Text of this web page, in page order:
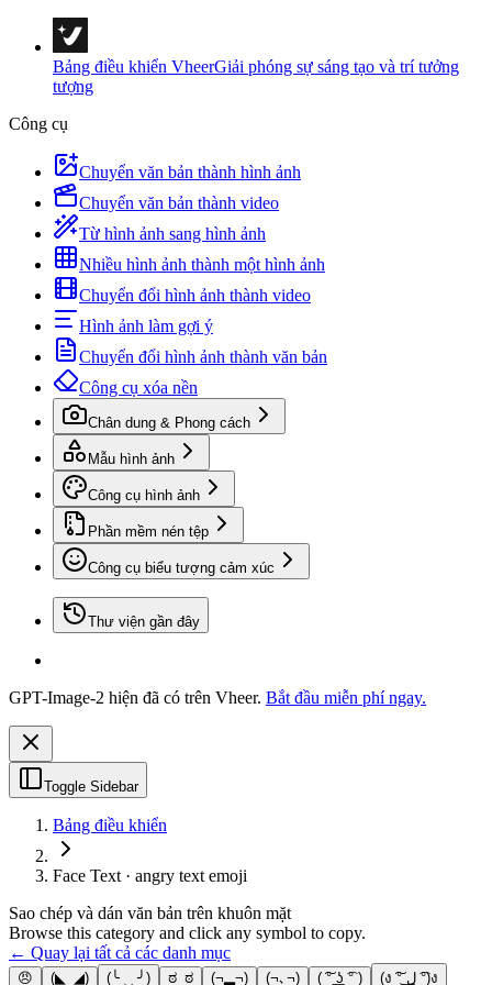
Bảng điều khiển VheerGiải phóng sự sáng tạo và trí tưởng
tượng
Công cụ
Chuyển văn bản thành hình ảnh
Chuyển văn bản thành video
Từ hình ảnh sang hình ảnh
Nhiều hình ảnh thành một hình ảnh
Chuyển đổi hình ảnh thành video
Hình ảnh làm gợi ý
Chuyển đổi hình ảnh thành văn bản
Công cụ xóa nền
Chân dung & Phong cách
Mẫu hình ảnh
Công cụ hình ảnh
Phần mềm nén tệp
Công cụ biểu tượng cảm xúc
Thư viện gần đây
GPT-Image-2 hiện đã có trên Vheer. Bắt đầu miễn phí ngay.
Toggle Sidebar
Bảng điều khiển
Face Text · angry text emoji
Sao chép và dán văn bản trên khuôn mặt
Browse this category and click any symbol to copy.
← Quay lại tất cả các danh mục
😠 (◣_◢) (╰ ‿ ╯) ಠ_ಠ (¬▂¬) (¬､¬) ( ͠° ͟ʖ ͡° ) (ง ͠° ͟ل͜ ͡°)ง